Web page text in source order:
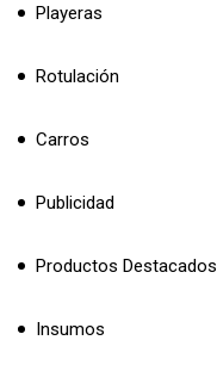
Playeras
Rotulación
Carros
Publicidad
Productos Destacados
Insumos